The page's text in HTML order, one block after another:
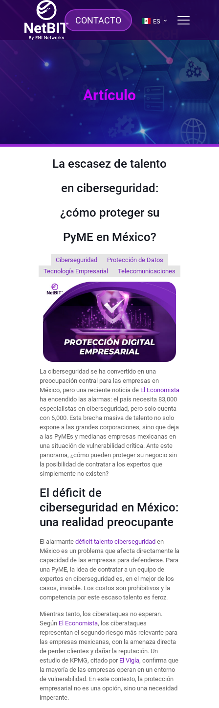
CONTACTO ES
Artículo
La escasez de talento
en ciberseguridad:
¿cómo proteger su
PyME en México?
Ciberseguridad
Protección de Datos
Tecnología Empresarial
Telecomunicaciones
La ciberseguridad se ha convertido en una
preocupación central para las empresas en
México, pero una reciente noticia de El Economista
ha encendido las alarmas: el país necesita 83,000
especialistas en ciberseguridad, pero solo cuenta
con 6,000. Esta brecha masiva de talento no solo
expone a las grandes corporaciones, sino que deja
a las PyMEs y medianas empresas mexicanas en
una situación de vulnerabilidad crítica. Ante este
panorama, ¿cómo pueden proteger su negocio sin
la posibilidad de contratar a los expertos que
simplemente no existen?
El déficit de
ciberseguridad en México:
una realidad preocupante
El alarmante déficit talento ciberseguridad en
México es un problema que afecta directamente la
capacidad de las empresas para defenderse. Para
una PyME, la idea de contratar a un equipo de
expertos en ciberseguridad es, en el mejor de los
casos, inviable. Los costos son prohibitivos y la
competencia por este escaso talento es feroz.
Mientras tanto, los ciberataques no esperan.
Según El Economista, los ciberataques
representan el segundo riesgo más relevante para
las empresas mexicanas, con la amenaza directa
de perder clientes y dañar la reputación. Un
estudio de KPMG, citado por El Vigía, confirma que
la mayoría de las empresas operan en un entorno
de vulnerabilidad. En este contexto, la protección
empresarial no es una opción, sino una necesidad
imperante.